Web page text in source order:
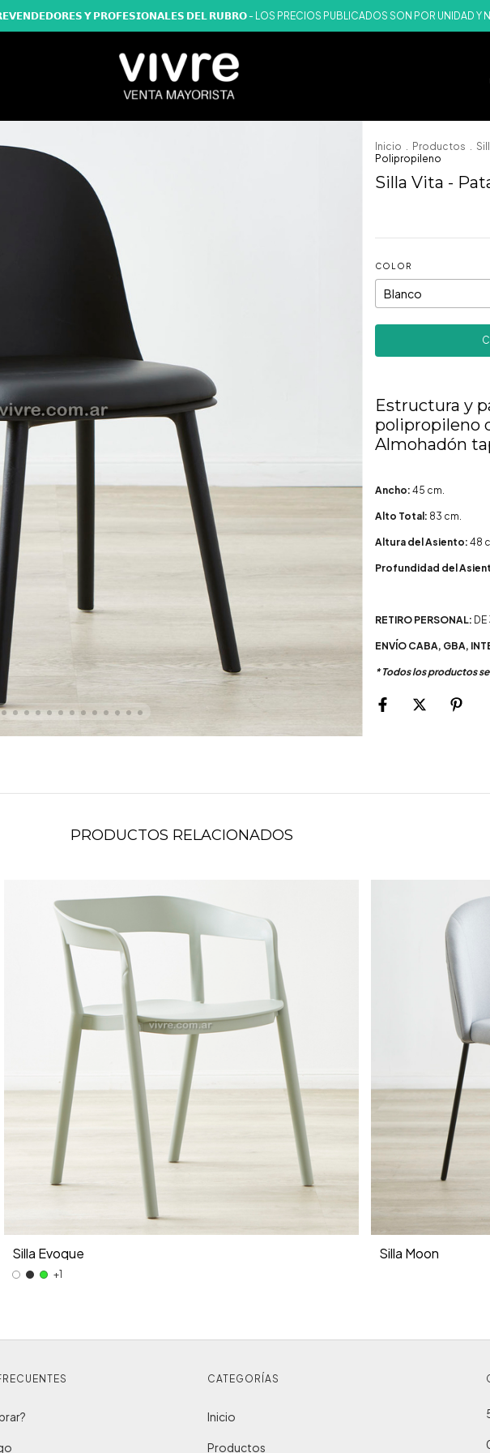
𝗬 𝗣𝗥𝗢𝗙𝗘𝗦𝗜𝗢𝗡𝗔𝗟𝗘𝗦 𝗗𝗘𝗟 𝗥𝗨𝗕𝗥𝗢 - LOS PRECIOS PUBLICADOS SON POR UNIDAD Y NO
Inicio . Productos .
Polipropileno
Silla Vita -
COLOR
Estructura y
polipropileno
Almohadón
Ancho: 45 cm.
Alto Total: 83 cm.
Altura del Asiento: 48
Profundidad del
RETIRO PERSONAL: DE
ENVÍO CABA, GBA,
* Todos los productos
PRODUCTOS RELACIONADOS
Silla Evoque
+1
Silla Moon
CATEGORÍAS
Inicio
Productos